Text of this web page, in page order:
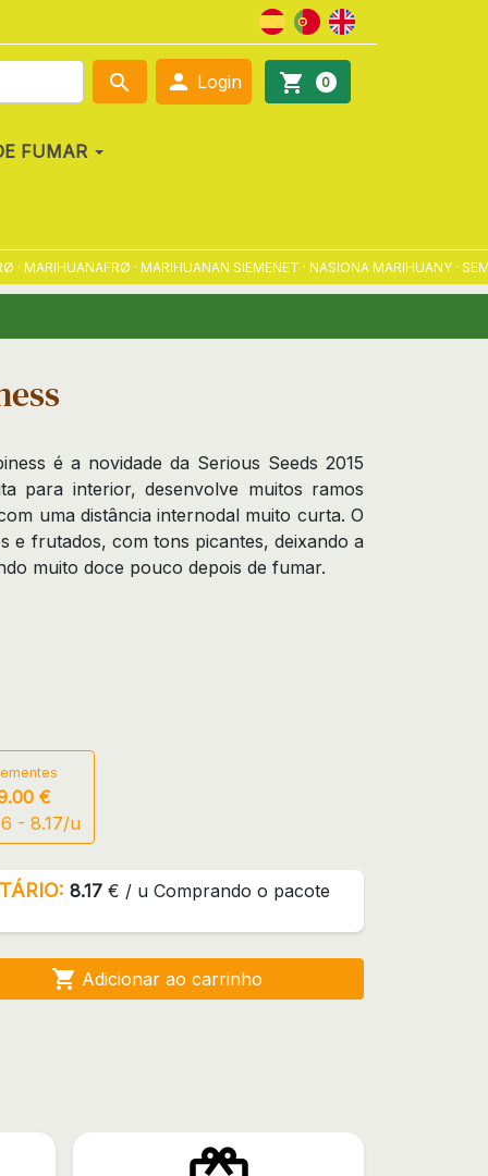
search  Login shopping_cart 0
FUMAR
· MARIHUANAN SIEMENET · NASIONA MARIHUANY ·
é a novidade da Serious Seeds 2015
para interior, desenvolve muitos ramos
uma distância internodal muito curta. O
e frutados, com tons picantes, deixando a
muito doce pouco depois de fumar.
€
- 8.17/u
8.17 € / u Comprando o pacote
 Adicionar ao carrinho